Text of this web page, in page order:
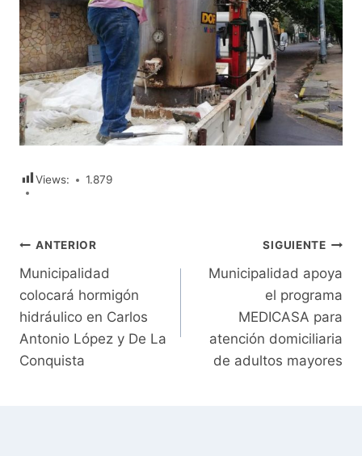
Views: 1.879
Navegación
de
entradas
ANTERIOR
Municipalidad
colocará hormigón
hidráulico en Carlos
Antonio López y De La
Conquista
SIGUIENTE
Municipalidad apoya
el programa
MEDICASA para
atención domiciliaria
de adultos mayores